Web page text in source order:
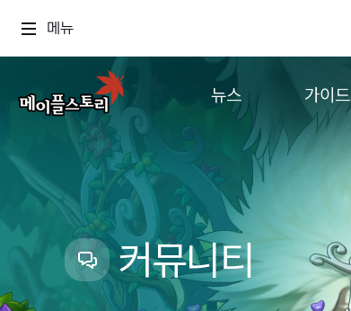
메뉴
뉴스
업데이트
이벤트
캐시샵 공지
메이플 알림판
with maple
가이드
추가정보
커뮤니티